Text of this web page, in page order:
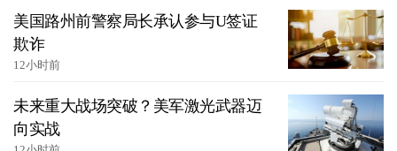
美国路州前警察局长承认参与U签证
欺诈
12小时前
未来重大战场突破？美军激光武器迈
向实战